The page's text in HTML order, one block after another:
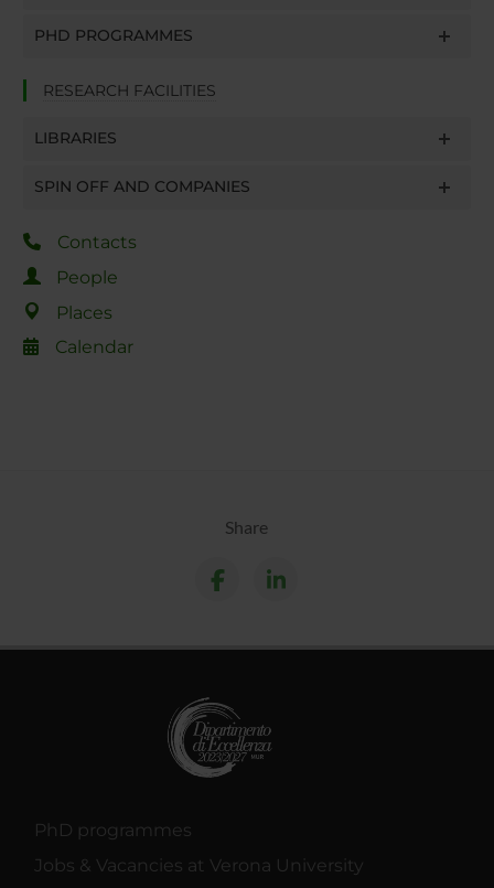
PHD PROGRAMMES
RESEARCH FACILITIES
LIBRARIES
SPIN OFF AND COMPANIES
Contacts
People
Places
Calendar
Share
PhD programmes
Jobs & Vacancies at Verona University